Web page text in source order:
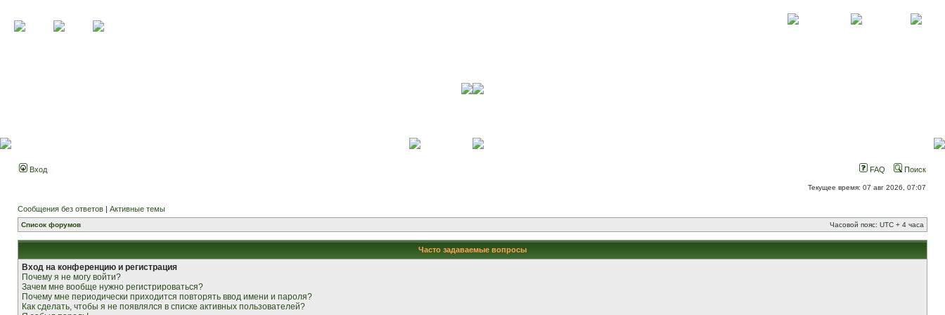
Вход FAQ Поиск
Текущее время: 07 авг 2026, 07:07
Сообщения без ответов | Активные темы
Список форумов Часовой пояс: UTC + 4 часа
Часто задаваемые вопросы
Вход на конференцию и регистрация
Почему я не могу войти?
Зачем мне вообще нужно регистрироваться?
Почему мне периодически приходится повторять ввод имени и пароля?
Как сделать, чтобы я не появлялся в списке активных пользователей?